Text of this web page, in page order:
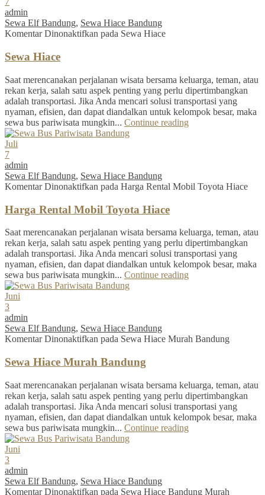
admin
Sewa Elf Bandung, Sewa Hiace Bandung
Komentar Dinonaktifkan pada Sewa Hiace
Sewa Hiace
Saat merencanakan perjalanan wisata bersama keluarga, teman, atau
rekan kerja, salah satu aspek penting yang perlu dipertimbangkan
adalah transportasi. Jika Anda mencari solusi transportasi yang
nyaman, efisien, dan dapat diandalkan untuk kelompok besar, maka
sewa bus pariwisata mungkin... Continue reading
Juli
7
admin
Sewa Elf Bandung, Sewa Hiace Bandung
Komentar Dinonaktifkan pada Harga Rental Mobil Toyota Hiace
Harga Rental Mobil Toyota Hiace
Saat merencanakan perjalanan wisata bersama keluarga, teman, atau
rekan kerja, salah satu aspek penting yang perlu dipertimbangkan
adalah transportasi. Jika Anda mencari solusi transportasi yang
nyaman, efisien, dan dapat diandalkan untuk kelompok besar, maka
sewa bus pariwisata mungkin... Continue reading
Juni
3
admin
Sewa Elf Bandung, Sewa Hiace Bandung
Komentar Dinonaktifkan pada Sewa Hiace Murah Bandung
Sewa Hiace Murah Bandung
Saat merencanakan perjalanan wisata bersama keluarga, teman, atau
rekan kerja, salah satu aspek penting yang perlu dipertimbangkan
adalah transportasi. Jika Anda mencari solusi transportasi yang
nyaman, efisien, dan dapat diandalkan untuk kelompok besar, maka
sewa bus pariwisata mungkin... Continue reading
Juni
3
admin
Sewa Elf Bandung, Sewa Hiace Bandung
Komentar Dinonaktifkan pada Sewa Hiace Bandung Murah